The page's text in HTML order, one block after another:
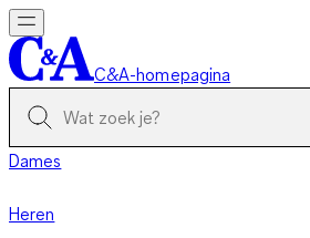
C&A-homepagina
Dames
Heren